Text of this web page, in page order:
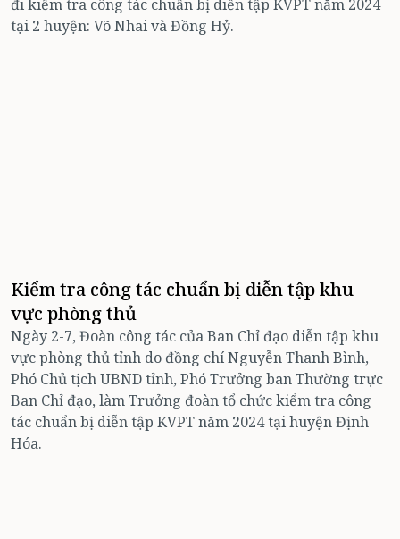
đi kiểm tra công tác chuẩn bị diễn tập KVPT năm 2024
tại 2 huyện: Võ Nhai và Đồng Hỷ.
Kiểm tra công tác chuẩn bị diễn tập khu
vực phòng thủ
Ngày 2-7, Đoàn công tác của Ban Chỉ đạo diễn tập khu
vực phòng thủ tỉnh do đồng chí Nguyễn Thanh Bình,
Phó Chủ tịch UBND tỉnh, Phó Trưởng ban Thường trực
Ban Chỉ đạo, làm Trưởng đoàn tổ chức kiểm tra công
tác chuẩn bị diễn tập KVPT năm 2024 tại huyện Định
Hóa.